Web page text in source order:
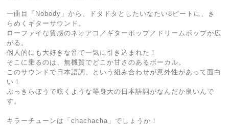
一曲目「Nobody」から、ドタドタとしたいなたい8ビートに、き
らめくギターサウンド。
ローファイな質感のネオアコ／ギターポップ／ドリームポップが広
がる。
個人的にも大好きな音で一気に引き込まれた！
そこに乗るのは、無機質でどこか甘さのあるボーカル。
このサウンドで日本語詞、という組み合わせが意外性があって面白
い！
ぶっきらぼうで呟くような等身大の日本語詞がなんだか良いんで
す。
キラーチューンは「chachacha」でしょうか！